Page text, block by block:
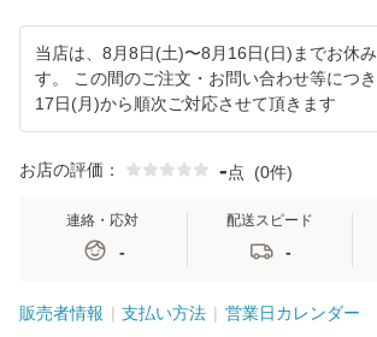
当店は、8月8日(土)〜8月16日(日)までお休
す。 この間のご注文・お問い合わせ等につ
17日(月)から順次ご対応させて頂きます
お店の評価： -点 (0件)
連絡・応対
-
配送スピード
-
販売者情報 支払い方法 営業日カレンダー